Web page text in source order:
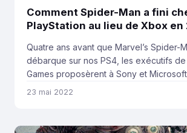
Comment Spider-Man a fini
PlayStation au lieu de Xbox en
Quatre ans avant que Marvel’s Spider-
débarque sur nos PS4, les exécutifs
Games proposèrent à Sony et Microsoft
araignée comme exclusivité pour leurs
le livre écrit par Steven L. […]
23 mai 2022